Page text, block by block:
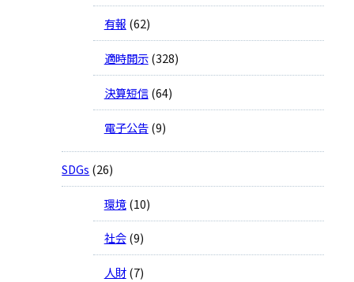
有報 (62)
適時開示(328)
決算短信(64)
電子公告(9)
SDGs (26)
環境(10)
社会(9)
人財(7)